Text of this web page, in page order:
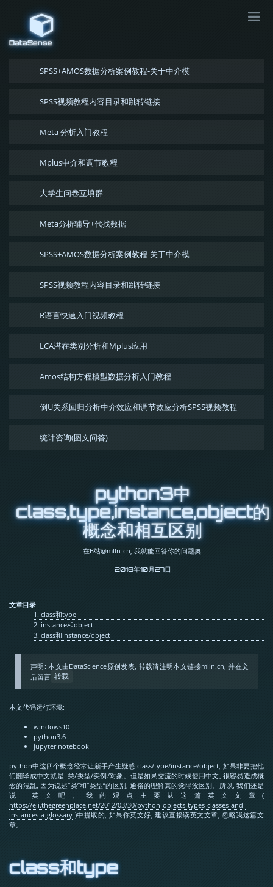
DataSense
SPSS+AMOS数据分析案例教程-关于中介模
SPSS视频教程内容目录和跳转链接
Meta 分析入门教程
Mplus中介和调节教程
大学生问卷互填群
Meta分析辅导+代找数据
SPSS+AMOS数据分析案例教程-关于中介模
SPSS视频教程内容目录和跳转链接
R语言快速入门视频教程
LCA潜在类别分析和Mplus应用
Amos结构方程模型数据分析入门教程
倒U关系回归分析中介效应和调节效应分析SPSS视频教程
统计咨询(图文问答)
python3中
class,type,instance,object的
概念和相互区别
在B站@mlln-cn, 我就能回答你的问题奥!
2018年10月27日
文章目录
1. class和type
2. instance和object
3. class和instance/object
声明: 本文由DataScience原创发表, 转载请注明本文链接mlln.cn, 并在文
后留言 转载 .
本文代码运行环境:
windows10
python3.6
jupyter notebook
python中这四个概念经常让新手产生疑惑:class/type/instance/object, 如果非要把他
们翻译成中文就是: 类/类型/实例/对象。但是如果交流的时候使用中文, 很容易造成概
念的混乱, 因为说起”类”和”类型”的区别, 通俗的理解真的觉得没区别。所以, 我们还是
说 英文吧。我的观点主要从这篇英文文章(
https://eli.thegreenplace.net/2012/03/30/python-objects-types-classes-and-
instances-a-glossary )中提取的, 如果你英文好, 建议直接读英文文章, 忽略我这篇文
章。
class和type